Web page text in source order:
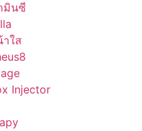
มินซี
ใส
Injector